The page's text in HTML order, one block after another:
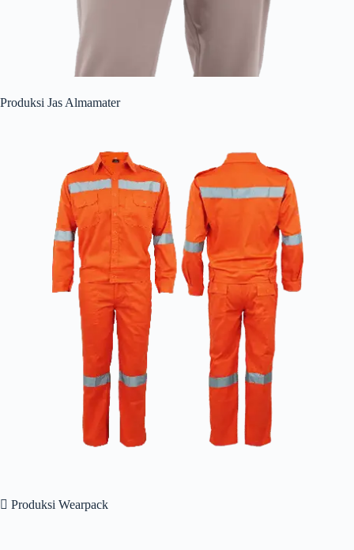
Produksi Jas Almamater
 Produksi Wearpack